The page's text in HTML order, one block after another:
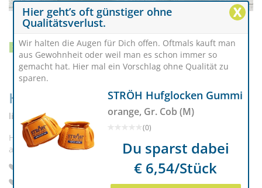
SCHNÄPPCHEN RABATT10%
Hufglocken STURDY
lime neon, Gr. M
Hufglocken sturdy aus robustem Spezial-PVC, dabei
anschmiegsam und angenehm zu tragen.
Robustes Spezial-PVC – stabil & flexibel
Weich & scheuerfrei für hohen Komfort
X
Hier geht’s oft günstiger ohne
Qualitätsverlust.
Wir halten die Augen für Dich offen. Oftmals kauft man
aus Gewohnheit oder weil man es schon immer so
gemacht hat. Hier mal ein Vorschlag ohne Qualität zu
sparen.
STRÖH Hufglocken Gummi
orange, Gr. Cob (M)
(0)
Du sparst dabei
€ 6,54/Stück